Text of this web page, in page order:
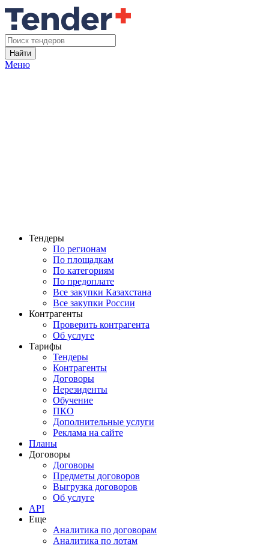
Найти
Меню
Тендеры
По регионам
По площадкам
По категориям
По предоплате
Все закупки Казахстана
Все закупки России
Контрагенты
Проверить контрагента
Об услуге
Тарифы
Тендеры
Контрагенты
Договоры
Нерезиденты
Обучение
ПКО
Дополнительные услуги
Реклама на сайте
Планы
Договоры
Договоры
Предметы договоров
Выгрузка договоров
Об услуге
API
Еще
Аналитика по договорам
Аналитика по лотам